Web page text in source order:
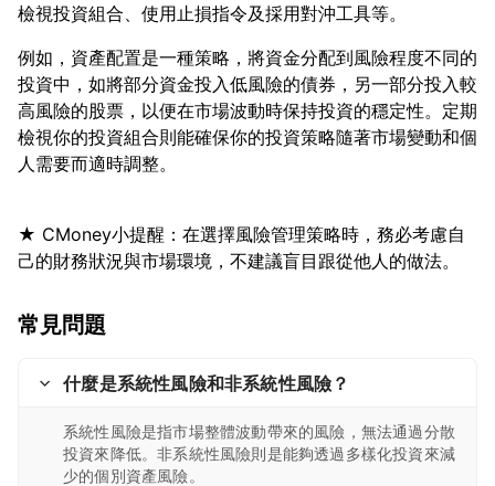
例如，資產配置是一種策略，將資金分配到風險程度不同的
投資中，如將部分資金投入低風險的債券，另一部分投入較
高風險的股票，以便在市場波動時保持投資的穩定性。定期
檢視你的投資組合則能確保你的投資策略隨著市場變動和個
★ CMoney小提醒：在選擇風險管理策略時，務必考慮自
常見問題
什麼是系統性風險和非系統性風險？
系統性風險是指市場整體波動帶來的風險，無法通過分散
投資來降低。非系統性風險則是能夠透過多樣化投資來減
少的個別資產風險。